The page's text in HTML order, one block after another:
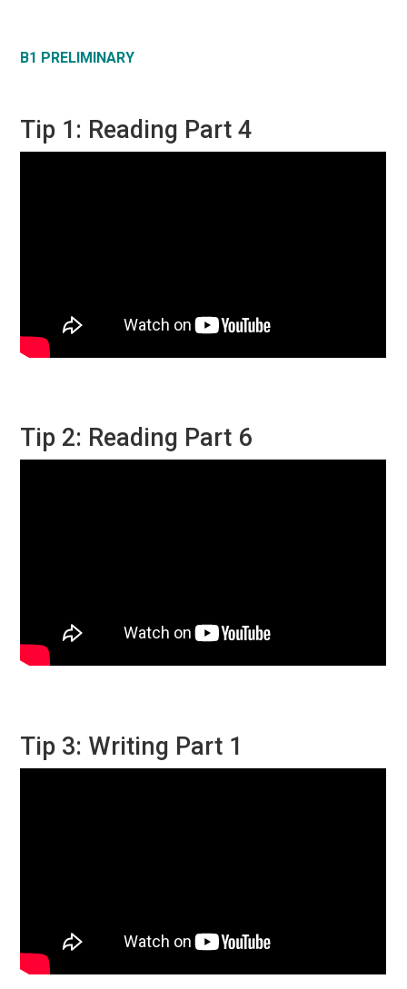
B1 PRELIMINARY
Tip 1: Reading Part 4
Tip 2: Reading Part 6
Tip 3: Writing Part 1